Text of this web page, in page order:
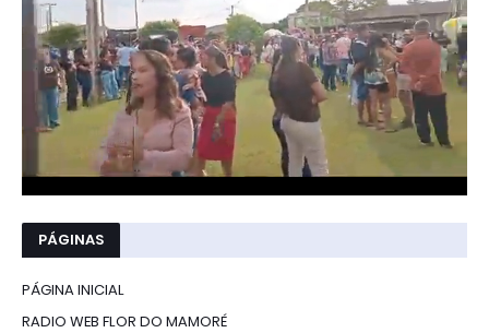
PÁGINAS
PÁGINA INICIAL
RADIO WEB FLOR DO MAMORÉ